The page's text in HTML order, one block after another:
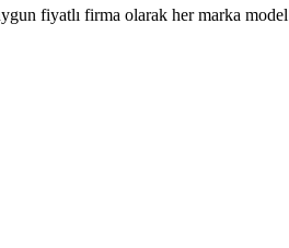
fiyatlı firma olarak her marka